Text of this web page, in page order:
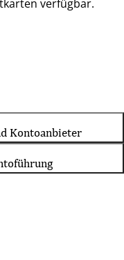
verfügbar.
Kontoanbieter